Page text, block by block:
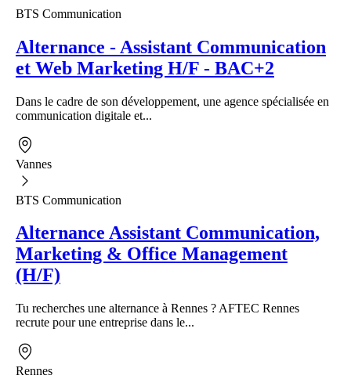
BTS Communication
Alternance - Assistant Communication
et Web Marketing H/F - BAC+2
Dans le cadre de son développement, une agence spécialisée en
communication digitale et...
Vannes
BTS Communication
Alternance Assistant Communication,
Marketing & Office Management
(H/F)
Tu recherches une alternance à Rennes ? AFTEC Rennes
recrute pour une entreprise dans le...
Rennes